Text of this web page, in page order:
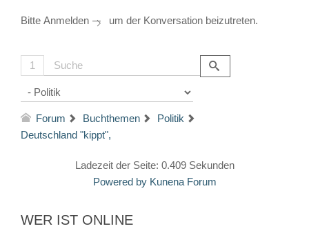
Bitte Anmelden um der Konversation beizutreten.
1
Forum Buchthemen
Politik
Deutschland "kippt",
Ladezeit der Seite: 0.409 Sekunden
Powered by Kunena Forum
WER IST ONLINE